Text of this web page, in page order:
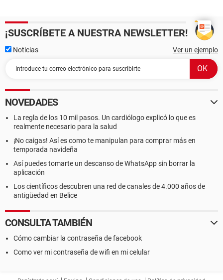
¡SUSCRÍBETE A NUESTRA NEWSLETTER!
Noticias Ver un ejemplo
NOVEDADES
La regla de los 10 mil pasos. Un cardiólogo explicó lo que es
realmente necesario para la salud
¡No caigas! Así es como te manipulan para comprar más en
temporada navideña
Así puedes tomarte un descanso de WhatsApp sin borrar la
aplicación
Los científicos descubren una red de canales de 4.000 años de
antigüedad en Belice
CONSULTA TAMBIÉN
Cómo cambiar la contraseña de facebook
Como ver mi contraseña de wifi en mi celular